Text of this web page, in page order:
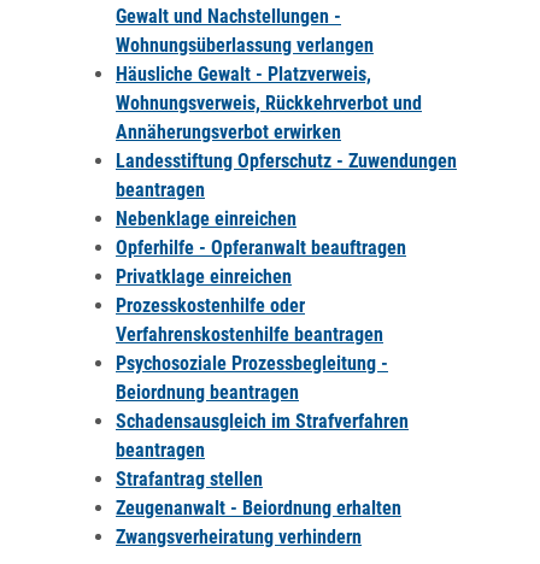
Gewalt und Nachstellungen -
Wohnungsüberlassung verlangen
Häusliche Gewalt - Platzverweis,
Wohnungsverweis, Rückkehrverbot und
Annäherungsverbot erwirken
Landesstiftung Opferschutz - Zuwendungen
beantragen
Nebenklage einreichen
Opferhilfe - Opferanwalt beauftragen
Privatklage einreichen
Prozesskostenhilfe oder
Verfahrenskostenhilfe beantragen
Psychosoziale Prozessbegleitung -
Beiordnung beantragen
Schadensausgleich im Strafverfahren
beantragen
Strafantrag stellen
Zeugenanwalt - Beiordnung erhalten
Zwangsverheiratung verhindern